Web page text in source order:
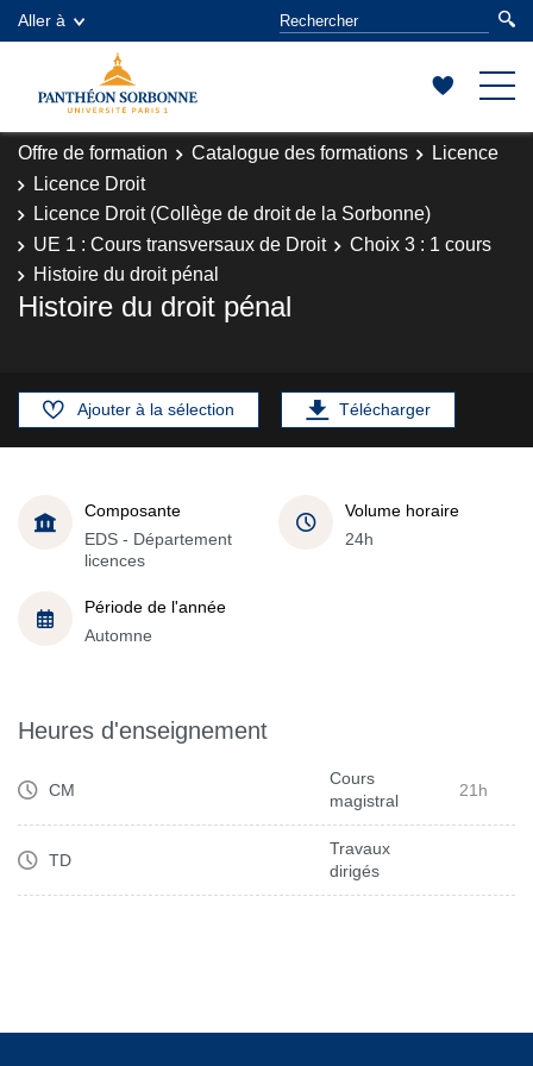
Aller à
Offre de formation Catalogue des formations
Licence
Licence Droit
Licence Droit (Collège de droit de la Sorbonne)
UE 1 : Cours transversaux de Droit
Choix 3 : 1 cours
Histoire du droit pénal
Histoire du droit pénal
Ajouter à la sélection Télécharger
Composante
EDS - Département
licences
Volume horaire
24h
Période de l'année
Automne
Heures d'enseignement
CM
Cours
magistral
21h
TD
Travaux
dirigés